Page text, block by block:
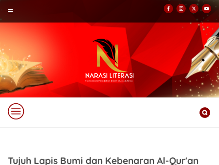
Tujuh Lapis Bumi dan Kebenaran Al-Qur'an